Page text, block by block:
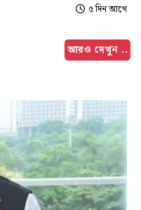
৫ দিন আগে
আরও দেখুন ..